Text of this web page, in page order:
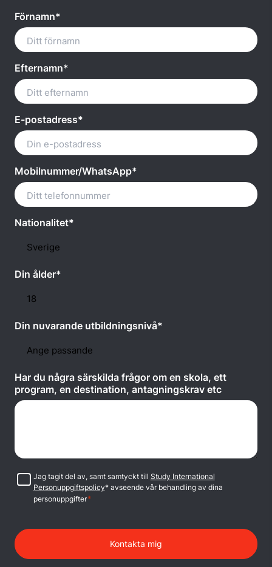
Förnamn*
Efternamn*
E-postadress*
Mobilnummer/WhatsApp*
Nationalitet*
Din ålder*
Din nuvarande utbildningsnivå*
Har du några särskilda frågor om en skola, ett
program, en destination, antagningskrav etc
Samtycke
Jag tagit del av, samt samtyckt till Study International
Personuppgiftspolicy* avseende vår behandling av dina
personuppgifter*